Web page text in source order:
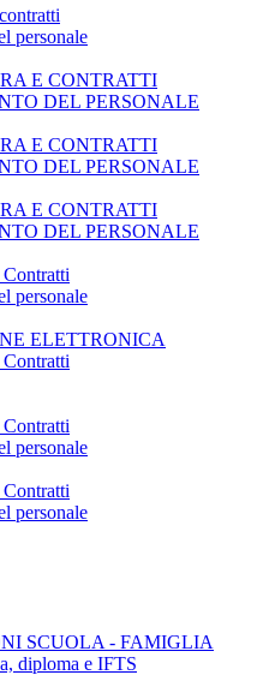
personale
E CONTRATTI
DEL PERSONALE
E CONTRATTI
DEL PERSONALE
E CONTRATTI
DEL PERSONALE
personale
ELETTRONICA
personale
personale
SCUOLA - FAMIGLIA
diploma e IFTS